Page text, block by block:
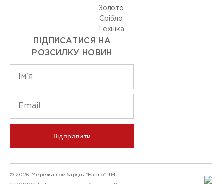
Золото
Срiбло
Технiка
ПІДПИСАТИСЯ НА
РОЗСИЛКУ НОВИН
Відправити
© 2026 Мережа ломбардів "Благо" ТМ